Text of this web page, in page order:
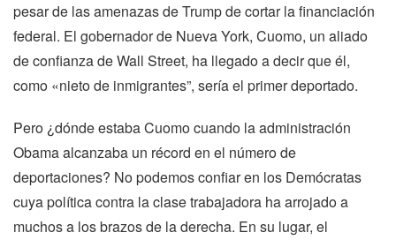
pesar de las amenazas de Trump de cortar la financiación
federal. El gobernador de Nueva York, Cuomo, un aliado
de confianza de Wall Street, ha llegado a decir que él,
como «nieto de inmigrantes”, sería el primer deportado.
Pero ¿dónde estaba Cuomo cuando la administración
Obama alcanzaba un récord en el número de
deportaciones? No podemos confiar en los Demócratas
cuya política contra la clase trabajadora ha arrojado a
muchos a los brazos de la derecha. En su lugar, el